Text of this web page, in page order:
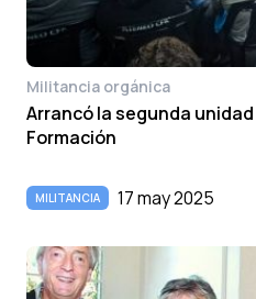
Militancia orgánica
Arrancó la segunda
Formación
MILITANCIA 17 may 2025